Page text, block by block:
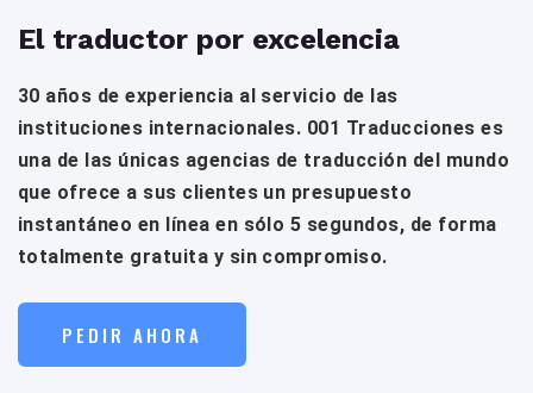
El traductor por excelencia
30 años de experiencia al servicio de las
instituciones internacionales. 001 Traducciones es
una de las únicas agencias de traducción del mundo
que ofrece a sus clientes un presupuesto
instantáneo en línea en sólo 5 segundos, de forma
totalmente gratuita y sin compromiso.
PEDIR AHORA